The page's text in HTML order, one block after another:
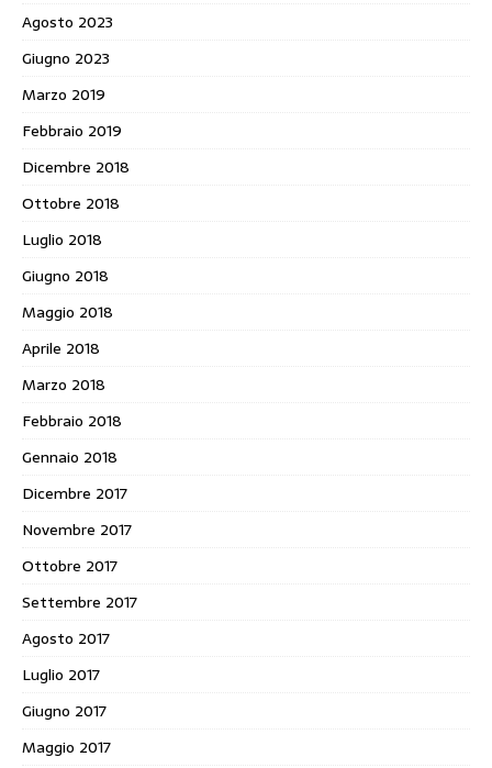
Agosto 2023
Giugno 2023
Marzo 2019
Febbraio 2019
Dicembre 2018
Ottobre 2018
Luglio 2018
Giugno 2018
Maggio 2018
Aprile 2018
Marzo 2018
Febbraio 2018
Gennaio 2018
Dicembre 2017
Novembre 2017
Ottobre 2017
Settembre 2017
Agosto 2017
Luglio 2017
Giugno 2017
Maggio 2017